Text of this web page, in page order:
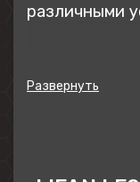
различными